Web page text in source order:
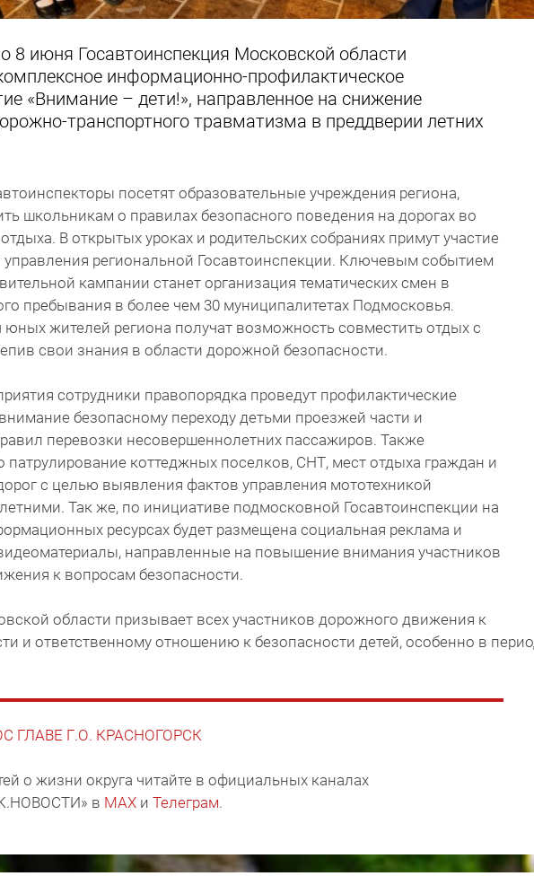
8 июня Госавтоинспекция Московской области
информационно-профилактическое
«Внимание – дети!», направленное на снижение
транспортного травматизма в преддверии летних
посетят образовательные учреждения региона,
школьникам о правилах безопасного поведения на дорогах во
В открытых уроках и родительских собраниях примут участие
управления региональной Госавтоинспекции. Ключевым событием
кампании станет организация тематических смен в
пребывания в более чем 30 муниципалитетах Подмосковья.
жителей региона получат возможность совместить отдых с
свои знания в области дорожной безопасности.
сотрудники правопорядка проведут профилактические
безопасному переходу детьми проезжей части и
перевозки несовершеннолетних пассажиров. Также
патрулирование коттеджных поселков, СНТ, мест отдыха граждан и
с целью выявления фактов управления мототехникой
Так же, по инициативе подмосковной Госавтоинспекции на
ресурсах будет размещена социальная реклама и
направленные на повышение внимания участников
к вопросам безопасности.
области призывает всех участников дорожного движения к
и ответственному отношению к безопасности детей, особенно в
ГЛАВЕ Г.О. КРАСНОГОРСК
о жизни округа читайте в официальных каналах
в MAX и Телеграм.